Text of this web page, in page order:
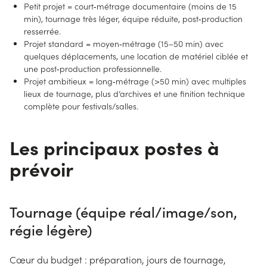
Petit projet = court‑métrage documentaire (moins de 15
min), tournage très léger, équipe réduite, post‑production
resserrée.
Projet standard = moyen‑métrage (15–50 min) avec
quelques déplacements, une location de matériel ciblée et
une post‑production professionnelle.
Projet ambitieux = long‑métrage (>50 min) avec multiples
lieux de tournage, plus d’archives et une finition technique
complète pour festivals/salles.
Les principaux postes à
prévoir
Tournage (équipe réal/image/son,
régie légère)
Cœur du budget : préparation, jours de tournage,